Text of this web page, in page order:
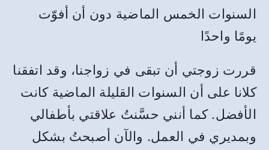
السنوات الخمس الماضية دون أن أفوّت
يومًا واحدًا
قررت زوجتي أن تبقى في زواجنا، وقد اتفقنا
كلانا على أن السنوات القليلة الماضية كانت
الأفضل. كما أنني حسَّنتُ علاقتي بأطفالي
وبمديري في العمل. والآن أصبحتُ بشكل